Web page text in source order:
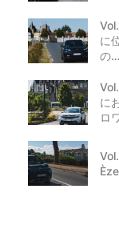
に
の…
に
ロ